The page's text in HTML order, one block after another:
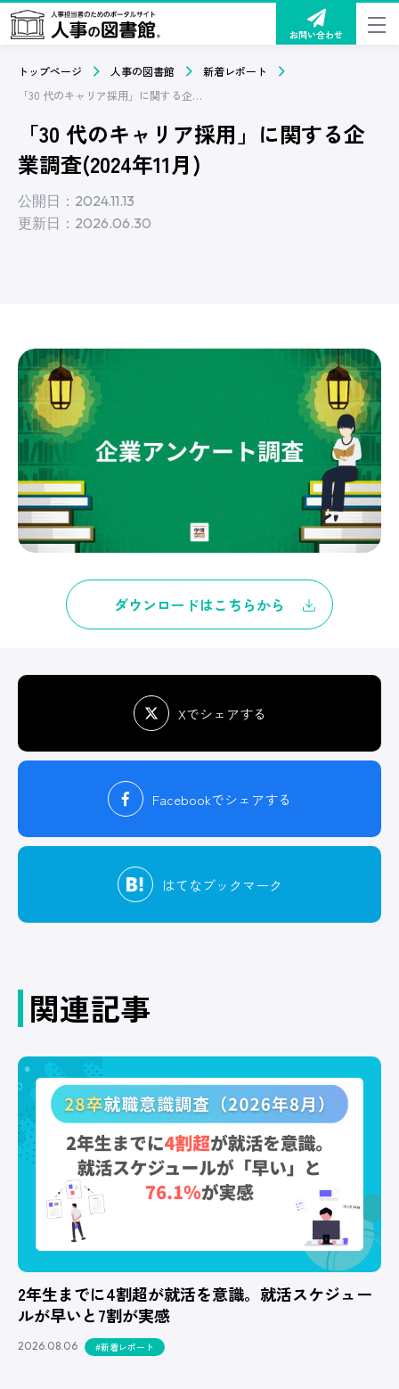
お問い合わせ
トップページ 人事の図書館
新着レポート
「30 代のキャリア採用」に関する企業調査(2024年11月)
「30 代のキャリア採用」に関する企
業調査(2024年11月)
公開日：2024.11.13
更新日：2026.06.30
ダウンロードはこちらから
Xでシェアする
Facebookでシェアする
はてなブックマーク
関連記事
2年生までに4割超が就活を意識。就活スケジュー
ルが早いと7割が実感
2026.08.06 #新着レポート